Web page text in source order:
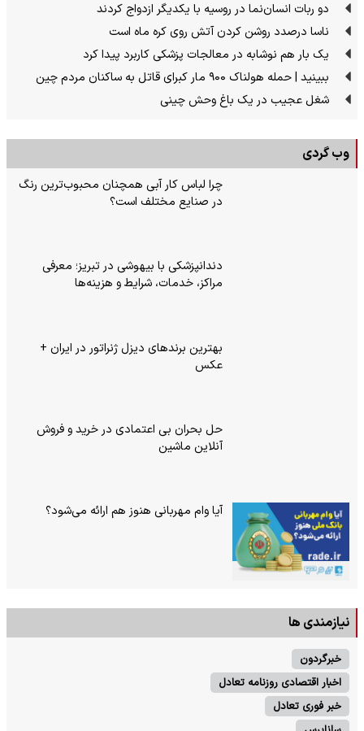
دو ربات انسان‌نما در روسیه با یکدیگر ازدواج کردند
ناسا درصدد روشن کردن آتش روی کره ماه است
یک بار هم نوشابه در معالجات پزشکی کاربرد پیدا کرد
ببینید | حمله هولناک ۹۰۰ مار کبرای قاتل به ساکنان مردم چین
شغل عجیب در یک باغ وحش چینی
وب گردی
چرا لباس کار آبی همچنان محبوب‌ترین رنگ
در صنایع مختلف است؟
دندانپزشکی با بیهوشی در تبریز؛ معرفی
مراکز، خدمات، شرایط و هزینه‌ها
بهترین برندهای دیزل ژنراتور در ایران +
عکس
حل بحران بی‌ اعتمادی در خرید و فروش
آنلاین ماشین
آیا وام مهربانی هنوز هم ارائه می‌شود؟
نیازمندی ها
خبرگردون
اخبار اقتصادی روزنامه تعادل
خبر فوری تعادل